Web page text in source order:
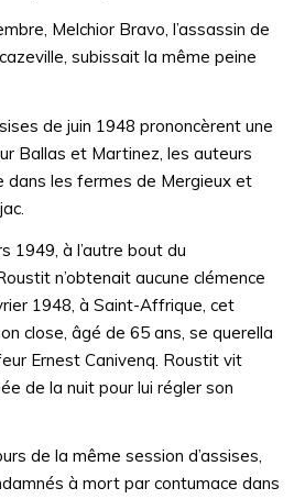
Melchior Bravo, l’assassin de
subissait la même peine
de juin 1948 prononcèrent une
Ballas et Martinez, les auteurs
dans les fermes de Mergieux et
1949, à l’autre bout du
n’obtenait aucune clémence
1948, à Saint-Affrique, cet
close, âgé de 65 ans, se querella
Ernest Canivenq. Roustit vit
de la nuit pour lui régler son
de la même session d’assises,
à mort par contumace dans